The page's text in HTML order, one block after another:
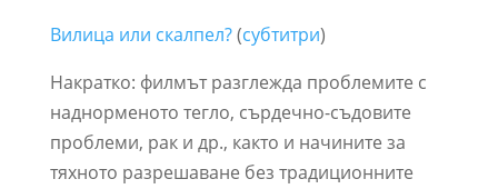
Вилица или скалпел?(субтитри)
Накратко: филмът разглежда проблемите с
наднорменото тегло, сърдечно-съдовите
проблеми, рак и др., както и начините за
тяхното разрешаване без традиционните